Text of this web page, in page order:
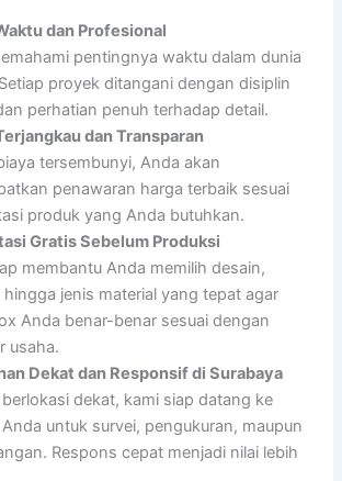
dan Profesional
pentingnya waktu dalam dunia
proyek ditangani dengan disiplin
perhatian penuh terhadap detail.
dan Transparan
tersembunyi, Anda akan
penawaran harga terbaik sesuai
produk yang Anda butuhkan.
Gratis Sebelum Produksi
membantu Anda memilih desain,
hingga jenis material yang tepat agar
Anda benar-benar sesuai dengan
usaha.
Dekat dan Responsif di Surabaya
berlokasi dekat, kami siap datang ke
untuk survei, pengukuran, maupun
Respons cepat menjadi nilai lebih